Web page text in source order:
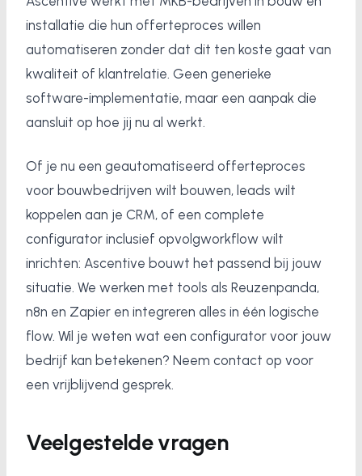
installatie die hun offerteproces willen
automatiseren zonder dat dit ten koste gaat van
kwaliteit of klantrelatie. Geen generieke
software-implementatie, maar een aanpak die
aansluit op hoe jij nu al werkt.
Of je nu een geautomatiseerd offerteproces
voor bouwbedrijven wilt bouwen, leads wilt
koppelen aan je CRM, of een complete
configurator inclusief opvolgworkflow wilt
inrichten: Ascentive bouwt het passend bij jouw
situatie. We werken met tools als Reuzenpanda,
n8n en Zapier en integreren alles in één logische
flow. Wil je weten wat een configurator voor jouw
bedrijf kan betekenen? Neem contact op voor
een vrijblijvend gesprek.
Veelgestelde vragen